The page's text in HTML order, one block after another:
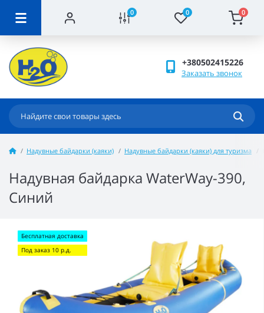
0 0 0
+380502415226
Заказать звонок
Надувные байдарки (каяки) Надувные байдарки (каяки) для туризма
Надувная байдарка WaterWay-390,
Синий
Бесплатная доставка
Под заказ 10 р.д.